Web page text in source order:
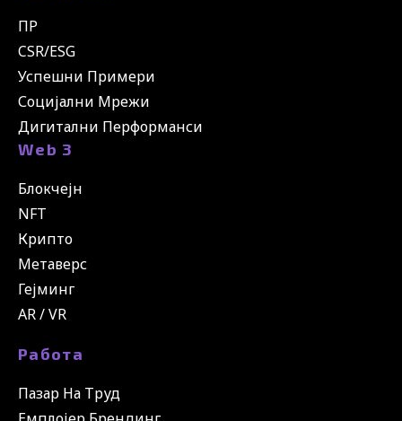
ПР
CSR/ESG
Успешни Примери
Социјални Мрежи
Дигитални Перформанси
Web 3
Блокчејн
NFT
Крипто
Метаверс
Гејминг
AR / VR
Работа
Пазар На Труд